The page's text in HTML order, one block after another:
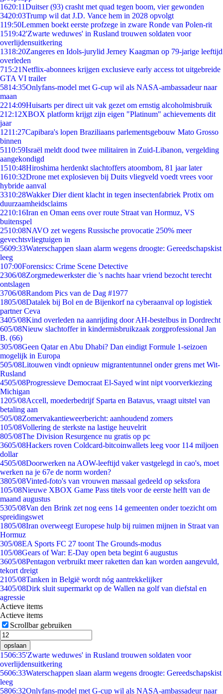
1620:11Duitser (93) crasht met quad tegen boom, vier gewonden
3420:03Trump wil dat J.D. Vance hem in 2028 opvolgt
119:50Lemmen boekt eerste profzege in zware Ronde van Polen-rit
1519:42'Zwarte weduwes' in Rusland trouwen soldaten voor
overlijdensuitkering
1318:20Zangeres en Idols-jurylid Jerney Kaagman op 79-jarige leeftijd
overleden
715:21Netflix-abonnees krijgen exclusieve early access tot uitgebreide
GTA VI trailer
5814:35Onlyfans-model met G-cup wil als NASA-ambassadeur naar
maan
2214:09Huisarts per direct uit vak gezet om ernstig alcoholmisbruik
212:12XBOX platform krijgt zijn eigen "Platinum" achievements dit
jaar
1211:27Capibara's lopen Braziliaans parlementsgebouw Mato Grosso
binnen
5110:59Israël meldt dood twee militairen in Zuid-Libanon, vergelding
aangekondigd
1510:48Hiroshima herdenkt slachtoffers atoombom, 81 jaar later
1610:32Drone met explosieven bij Duits vliegveld voedt vrees voor
hybride aanval
3310:28Wakker Dier dient klacht in tegen insectenfabriek Protix om
duurzaamheidsclaims
2210:16Iran en Oman eens over route Straat van Hormuz, VS
buitenspel
2510:08NAVO zet wegens Russische provocatie 250% meer
gevechtsvliegtuigen in
5609:33Waterschappen slaan alarm wegens droogte: Gereedschapskist
leeg
107:00Forensics: Crime Scene Detective
2306/08Zorgmedewerkster die 's nachts haar vriend bezocht terecht
ontslagen
3706/08Random Pics van de Dag #1977
1805/08Datalek bij Bol en de Bijenkorf na cyberaanval op logistiek
partner Ceva
3405/08Kind overleden na aanrijding door AH-bestelbus in Dordrecht
605/08Nieuw slachtoffer in kindermisbruikzaak zorgprofessional Jan
B. (66)
305/08Geen Qatar en Abu Dhabi? Dan eindigt Formule 1-seizoen
mogelijk in Europa
505/08Litouwen vindt opnieuw migrantentunnel onder grens met Wit-
Rusland
4505/08Progressieve Democraat El-Sayed wint nipt voorverkiezing
Michigan
1205/08Accell, moederbedrijf Sparta en Batavus, vraagt uitstel van
betaling aan
505/08Zomervakantieweerbericht: aanhoudend zomers
105/08Vollering de sterkste na lastige heuvelrit
805/08The Division Resurgence nu gratis op pc
3605/08Hackers roven Coldcard-bitcoinwallets leeg voor 114 miljoen
dollar
4505/08Doorwerken na AOW-leeftijd vaker vastgelegd in cao's, moet
werken na je 67e de norm worden?
3805/08Vinted-foto's van vrouwen massaal gedeeld op seksfora
105/08Nieuwe XBOX Game Pass titels voor de eerste helft van de
maand augustus
5305/08Van den Brink zet nog eens 14 gemeenten onder toezicht om
spreidingswet
1805/08Iran overweegt Europese hulp bij ruimen mijnen in Straat van
Hormuz
305/08EA Sports FC 27 toont The Grounds-modus
105/08Gears of War: E-Day open beta begint 6 augustus
3605/08Pentagon verbruikt meer raketten dan kan worden aangevuld,
tekort dreigt
2105/08Tanken in België wordt nóg aantrekkelijker
3405/08Dirk sluit supermarkt op de Wallen na golf van diefstal en
agressie
Actieve items
Actieve items
Scrollbar gebruiken
opslaan
1506:35'Zwarte weduwes' in Rusland trouwen soldaten voor
overlijdensuitkering
5606:33Waterschappen slaan alarm wegens droogte: Gereedschapskist
leeg
5806:32Onlyfans-model met G-cup wil als NASA-ambassadeur naar